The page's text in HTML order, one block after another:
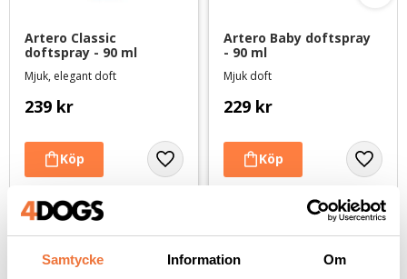
Samtycke Information Om
Artero Classic
doftspray - 90 ml
Mjuk, elegant doft
239 kr
Artero Baby doftspray
- 90 ml
Mjuk doft
229 kr
Andra köpte även